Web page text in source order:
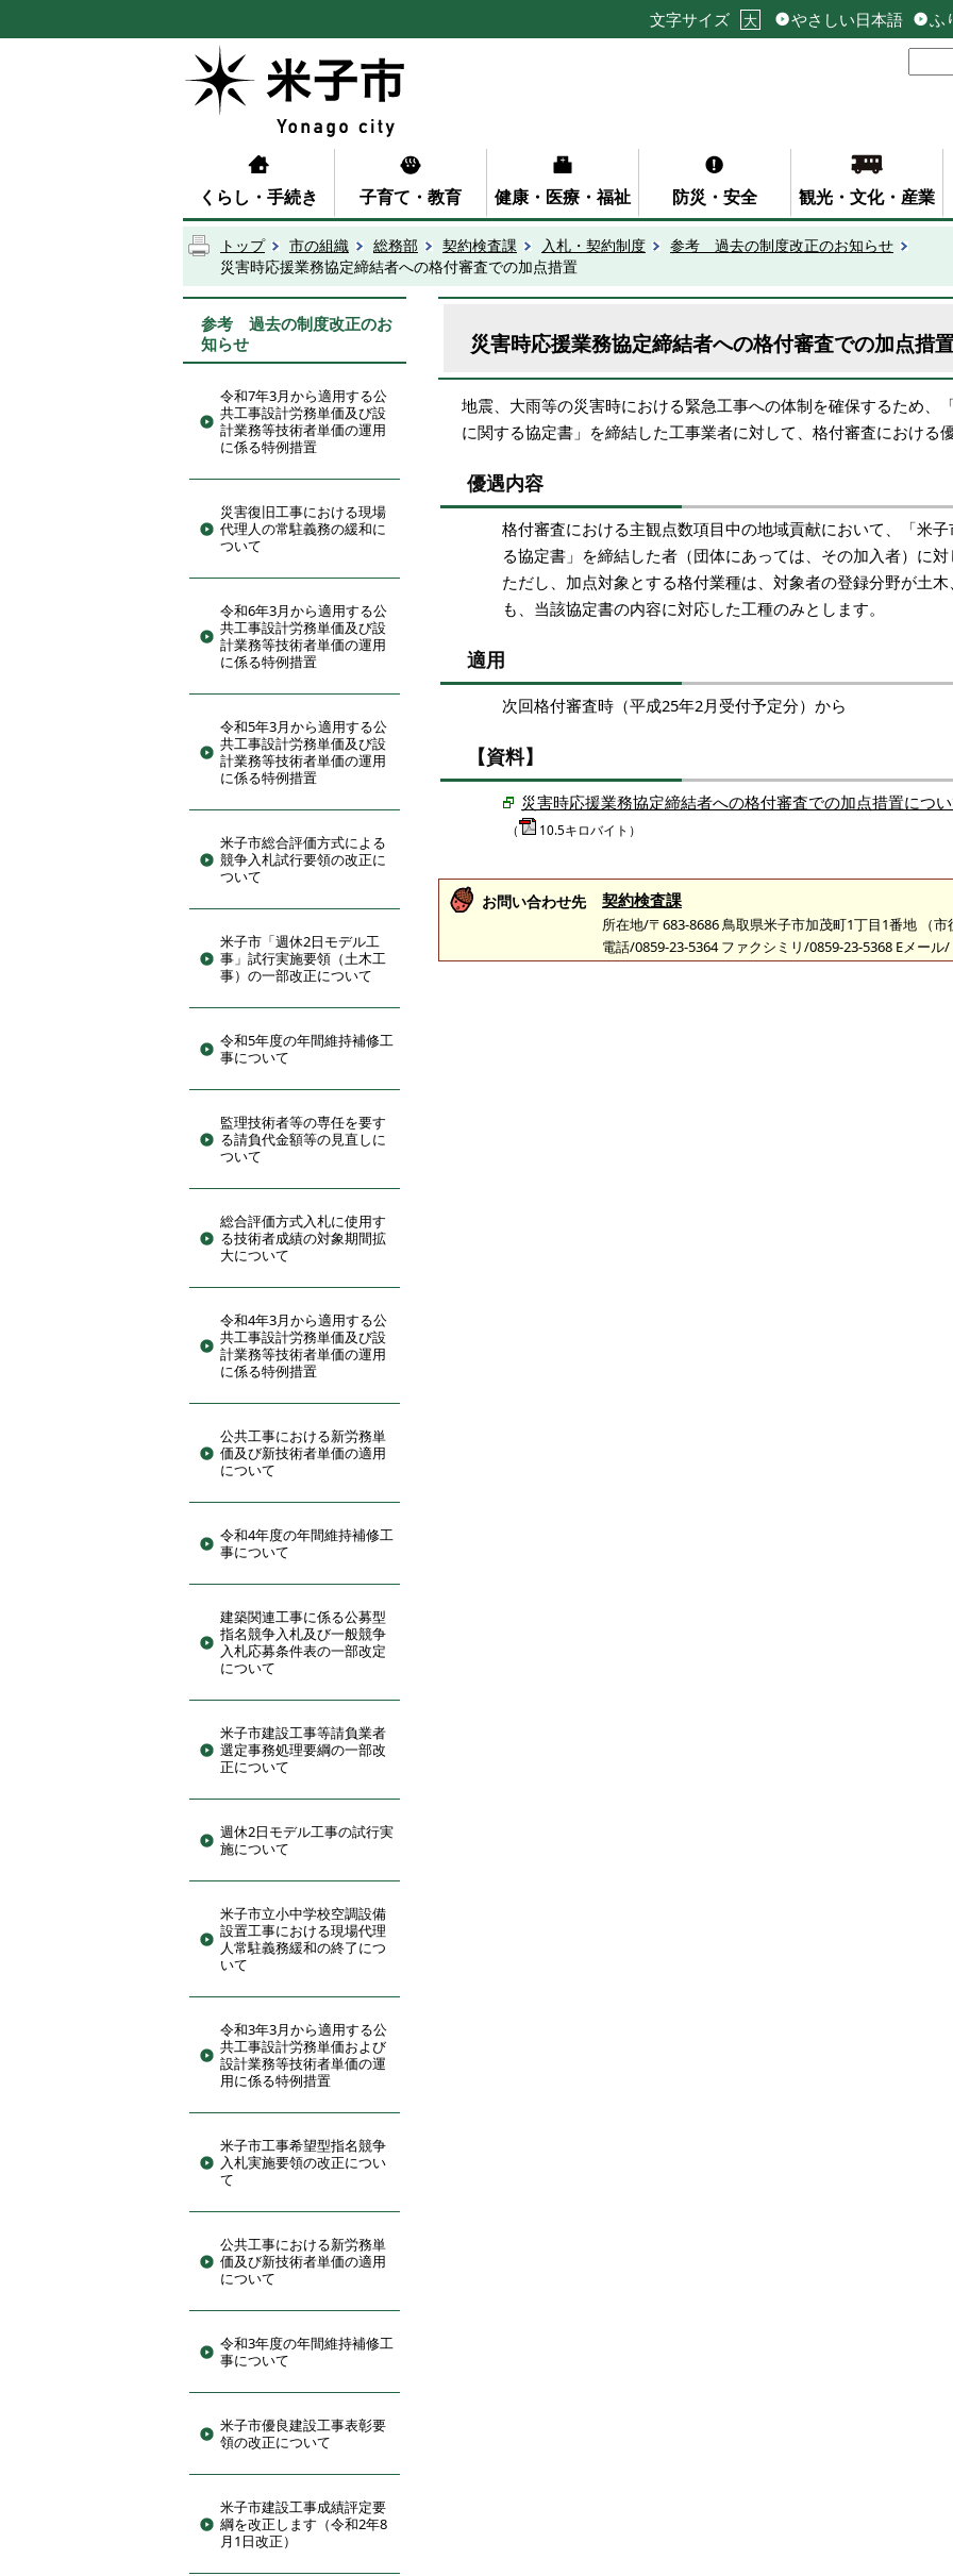
文字サイズ 大 やさしい日本語 ふ
くらし・手続き 子育て・教育 健康・医療・福祉 防災・安全 観光・文化・産業
トップ 市の組織 総務部 契約検査課 入札・契約制度
参考 過去の制度改正のお知らせ
災害時応援業務協定締結者への格付審査での加点措置
参考 過去の制度改正のお
知らせ
令和7年3月から適用する公
共工事設計労務単価及び設
計業務等技術者単価の運用
に係る特例措置
災害復旧工事における現場
代理人の常駐義務の緩和に
ついて
令和6年3月から適用する公
共工事設計労務単価及び設
計業務等技術者単価の運用
に係る特例措置
令和5年3月から適用する公
共工事設計労務単価及び設
計業務等技術者単価の運用
に係る特例措置
米子市総合評価方式による
競争入札試行要領の改正に
ついて
米子市「週休2日モデル工
事」試行実施要領（土木工
事）の一部改正について
令和5年度の年間維持補修工
事について
監理技術者等の専任を要す
る請負代金額等の見直しに
ついて
総合評価方式入札に使用す
る技術者成績の対象期間拡
大について
令和4年3月から適用する公
共工事設計労務単価及び設
計業務等技術者単価の運用
に係る特例措置
公共工事における新労務単
価及び新技術者単価の適用
について
令和4年度の年間維持補修工
事について
建築関連工事に係る公募型
指名競争入札及び一般競争
入札応募条件表の一部改定
について
米子市建設工事等請負業者
選定事務処理要綱の一部改
正について
週休2日モデル工事の試行実
施について
米子市立小中学校空調設備
設置工事における現場代理
人常駐義務緩和の終了につ
いて
令和3年3月から適用する公
共工事設計労務単価および
設計業務等技術者単価の運
用に係る特例措置
米子市工事希望型指名競争
入札実施要領の改正につい
て
公共工事における新労務単
価及び新技術者単価の適用
について
令和3年度の年間維持補修工
事について
米子市優良建設工事表彰要
領の改正について
米子市建設工事成績評定要
綱を改正します（令和2年8
月1日改正）
災害時応援業務協定締結者への格付審査での加点措
地震、大雨等の災害時における緊急工事への体制を確保するため、
に関する協定書」を締結した工事業者に対して、格付審査における
優遇内容
格付審査における主観点数項目中の地域貢献において、「米
る協定書」を締結した者（団体にあっては、その加入者）に対
ただし、加点対象とする格付業種は、対象者の登録分野が土
も、当該協定書の内容に対応した工種のみとします。
適用
次回格付審査時（平成25年2月受付予定分）から
【資料】
災害時応援業務協定締結者への格付審査での加点措置につ
（ 10.5キロバイト）
お問い合わせ先 契約検査課
所在地/〒683-8686 鳥取県米子市加茂町1丁目1番地 （市
電話/0859-23-5364 ファクシミリ/0859-23-5368 Eメール/